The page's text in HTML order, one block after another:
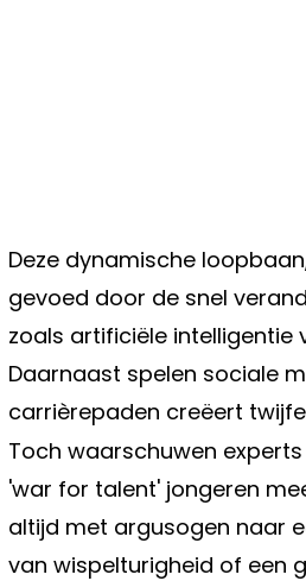
Deze dynamische
gevoed door de snel
zoals artificiële intelligentie
Daarnaast spelen sociale
carrièrepaden creëert
Toch waarschuwen experts
'war for talent' jongeren
altijd met argusogen naar
van wispelturigheid of een